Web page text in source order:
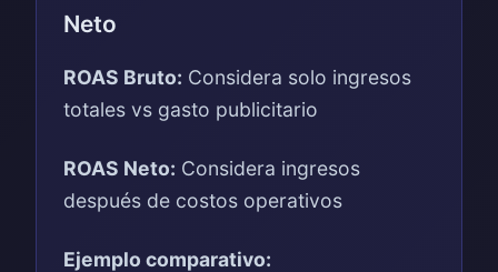
Neto
ROAS Bruto: Considera solo ingresos
totales vs gasto publicitario
ROAS Neto: Considera ingresos
después de costos operativos
Ejemplo comparativo: